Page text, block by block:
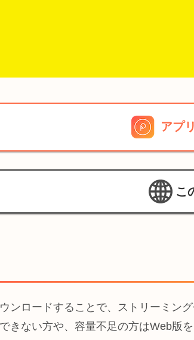
アプ
こ
ンロードすることで、ストリーミン
きない方や、容量不足の方はWeb版を